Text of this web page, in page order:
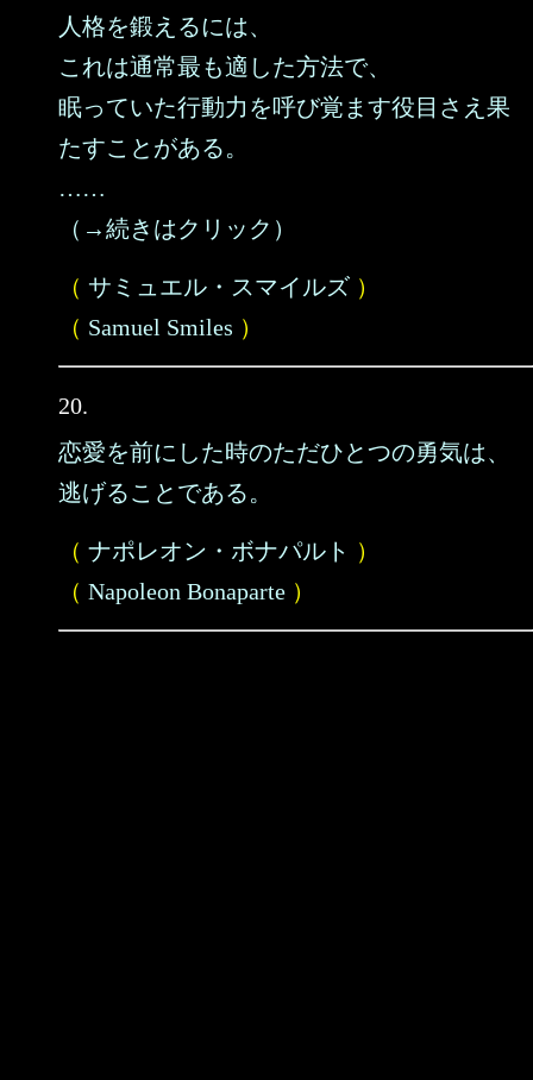
人格を鍛えるには、
これは通常最も適した方法で、
眠っていた行動力を呼び覚ます役目さえ果
たすことがある。
……
（→続きはクリック）
（ サミュエル・スマイルズ ）
（ Samuel Smiles ）
20.
恋愛を前にした時のただひとつの勇気は、
逃げることである。
（ ナポレオン・ボナパルト ）
（ Napoleon Bonaparte ）